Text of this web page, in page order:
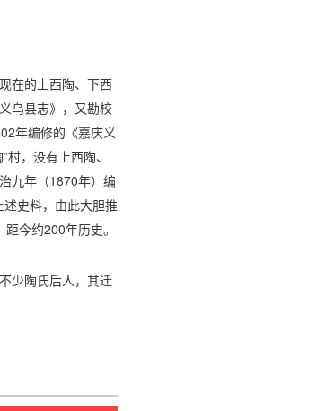
在的上西陶、下西
乌县志》，又勘校
年编修的《嘉庆义
，没有上西陶、
九年（1870年）编
述史料，由此大胆推
今约200年历史。
少陶氏后人，其迁